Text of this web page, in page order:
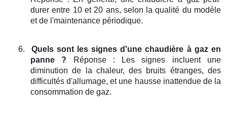
durer entre 10 et 20 ans, selon la qualité du modèle
et de l'maintenance périodique.
6.
Quels sont les signes d'une chaudière à gaz en
panne ? Réponse : Les signes incluent une
diminution de la chaleur, des bruits étranges, des
difficultés d'allumage, et une hausse inattendue de la
consommation de gaz.